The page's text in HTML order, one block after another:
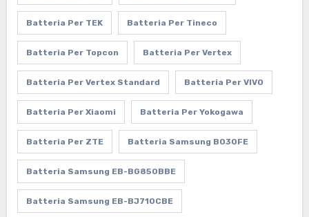
Batteria Per TEK Batteria Per Tineco
Batteria Per Topcon Batteria Per Vertex
Batteria Per Vertex Standard Batteria Per VIVO
Batteria Per Xiaomi Batteria Per Yokogawa
Batteria Per ZTE Batteria Samsung B030FE
Batteria Samsung EB-BG850BBE
Batteria Samsung EB-BJ710CBE